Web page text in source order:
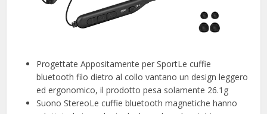
Progettate Appositamente per SportLe cuffie
bluetooth filo dietro al collo vantano un design leggero
ed ergonomico, il prodotto pesa solamente 26.1g
Suono StereoLe cuffie bluetooth magnetiche hanno